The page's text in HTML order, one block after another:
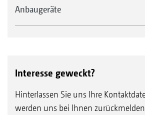
Anbaugeräte
Interesse geweckt?
Hinterlassen Sie uns Ihre
werden uns bei Ihnen